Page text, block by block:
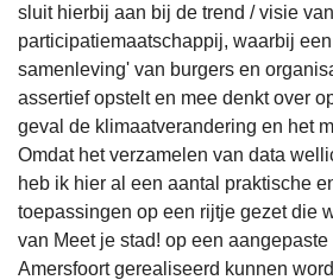
sluit hierbij aan bij de trend / visie
participatiemaatschappij, waarbij
samenleving' van burgers en
assertief opstelt en mee denkt over
geval de klimaatverandering en het
Omdat het verzamelen van data
heb ik hier al een aantal praktische
toepassingen op een rijtje gezet die
van Meet je stad! op een
Amersfoort gerealiseerd kunnen